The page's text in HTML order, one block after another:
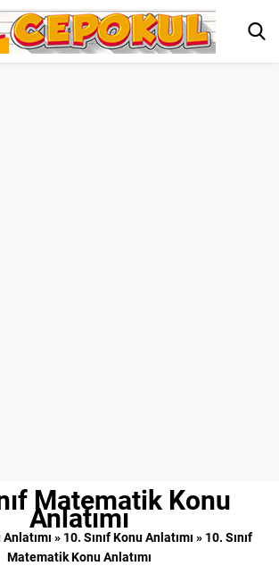
Matematik Konu
Anlatımı
» 10. Sınıf Konu Anlatımı » 10. Sınıf
Matematik Konu Anlatımı